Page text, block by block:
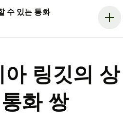
수 있는 통화
아 링깃의 상
화 쌍